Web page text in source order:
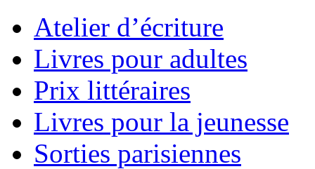
Atelier d’écriture
Livres pour adultes
Prix littéraires
Livres pour la jeunesse
Sorties parisiennes